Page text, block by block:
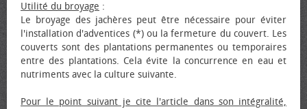
Utilité du broyage :
Le broyage des jachères peut être nécessaire pour éviter
l'installation d'adventices (*) ou la fermeture du couvert. Les
couverts sont des plantations permanentes ou temporaires
entre des plantations. Cela évite la concurrence en eau et
nutriments avec la culture suivante.
Pour le point suivant je cite l'article dans son intégralité,